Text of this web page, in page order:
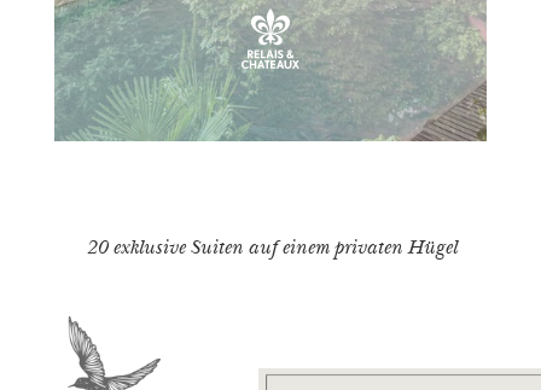
20 exklusive Suiten auf einem privaten Hügel